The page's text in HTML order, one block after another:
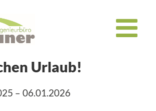
Urlaub!
– 06.01.2026